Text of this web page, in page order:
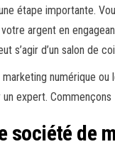
étape importante.
argent en
s’agir d’un salon de
numérique
expert. Commençons
société de